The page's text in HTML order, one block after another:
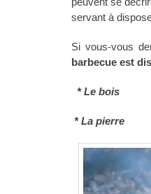
servant à
Si vous-vous
barbecue est
* Le bois
* La pierre